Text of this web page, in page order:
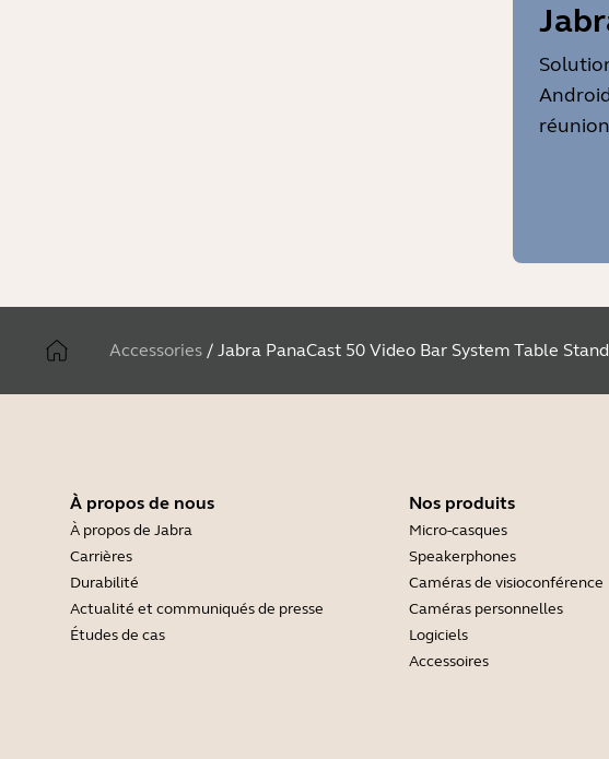
Accessories / Jabra PanaCast 50 Video Bar System Table Stand
À propos de nous
À propos de Jabra
Carrières
Durabilité
Actualité et communiqués de presse
Études de cas
Nos produits
Micro-casques
Speakerphones
Caméras de visioconférence
Caméras personnelles
Logiciels
Accessoires